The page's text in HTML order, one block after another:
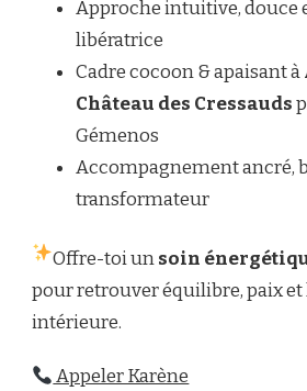
Approche intuitive, douce
libératrice
Cadre cocoon & apaisant à
Château des Cressauds
Gémenos
Accompagnement ancré,
transformateur
Offre-toi unsoin
pour retrouver équilibre, paix
intérieure.
Appeler Karène